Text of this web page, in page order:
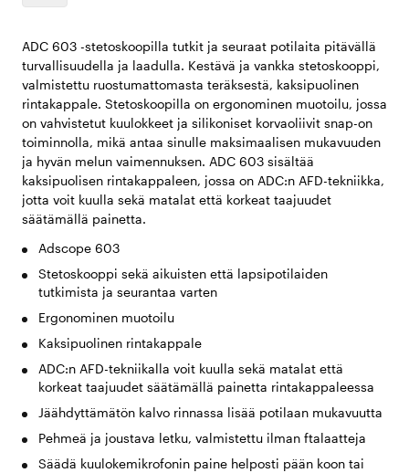
ADC 603 -stetoskoopilla tutkit ja seuraat potilaita pitävällä
turvallisuudella ja laadulla. Kestävä ja vankka stetoskooppi,
valmistettu ruostumattomasta teräksestä, kaksipuolinen
rintakappale. Stetoskoopilla on ergonominen muotoilu, jossa
on vahvistetut kuulokkeet ja silikoniset korvaoliivit snap-on
toiminnolla, mikä antaa sinulle maksimaalisen mukavuuden
ja hyvän melun vaimennuksen. ADC 603 sisältää
kaksipuolisen rintakappaleen, jossa on ADC:n AFD-tekniikka,
jotta voit kuulla sekä matalat että korkeat taajuudet
säätämällä painetta.
Adscope 603
Stetoskooppi sekä aikuisten että lapsipotilaiden
tutkimista ja seurantaa varten
Ergonominen muotoilu
Kaksipuolinen rintakappale
ADC:n AFD-tekniikalla voit kuulla sekä matalat että
korkeat taajuudet säätämällä painetta rintakappaleessa
Jäähdyttämätön kalvo rinnassa lisää potilaan mukavuutta
Pehmeä ja joustava letku, valmistettu ilman ftalaatteja
Säädä kuulokemikrofonin paine helposti pään koon tai